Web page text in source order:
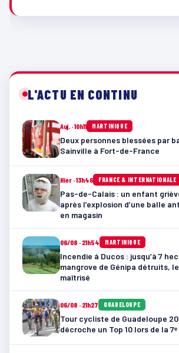
L'ACTU EN CONTINU
Auj. · 10h11 MARTINIQUE
Deux personnes blessées par
Sainville à Fort-de-France
Hier · 13h46 FRANCE & INTERNATIONALE
Pas-de-Calais : un enfant
après l’explosion d’une balle
en magasin
06/08 · 21h54 MARTINIQUE
Incendie à Ducos : jusqu’à 7
mangrove de Génipa détruits,
maîtrisé
06/08 · 21h27 GUADELOUPE
Tour cycliste de Guadeloupe
décroche un Top 10 lors de la